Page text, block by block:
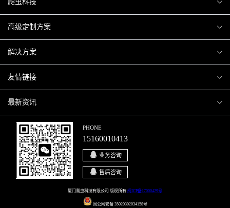
爬虫科技
爬虫案例
关于爬虫
高级定制方案
H5互动营销
微信小程序
移动APP
解决方案
商城解决方案
商城会员积分商城解决方案
网站解决方案
智慧校园解决方案
智慧停车解决方案
友情链接
厦门小程序开发
厦门APP开发
厦门微商城开发
博客园
最新资讯
行业资讯
爬虫动态
PHONE
15160010413
业务咨询
售后咨询
厦门爬虫科技有限公司 版权所有 闽ICP备17000429号
闽公网安备 35020302034158号